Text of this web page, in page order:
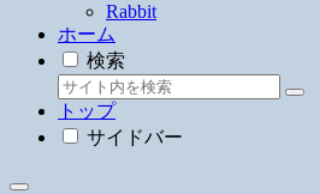
Rabbit
ホーム
検索
トップ
サイドバー